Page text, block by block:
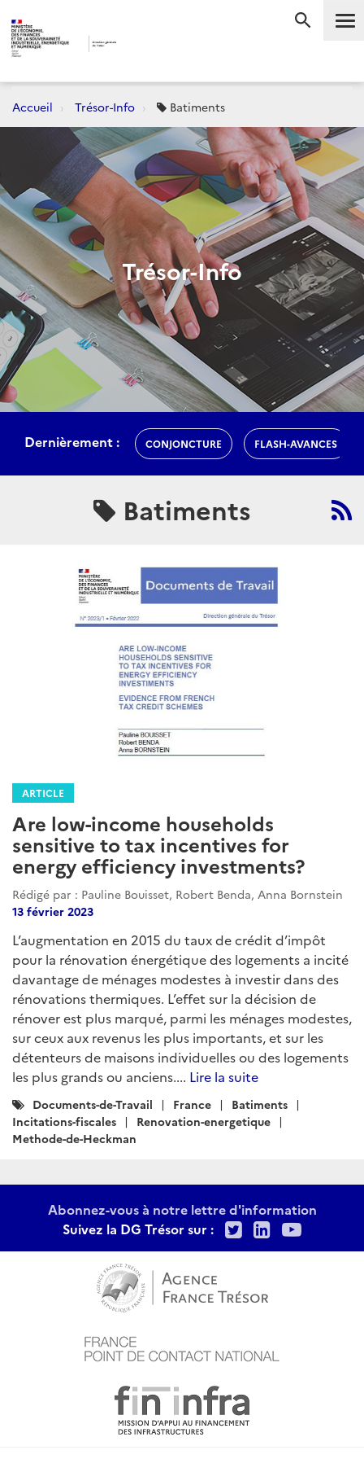
Accueil Trésor-Info Batiments
Trésor-Info
Dernièrement : CONJONCTURE FLASH-AVANCES
Batiments
ARTICLE
Are low-income households
sensitive to tax incentives for
energy efficiency investments?
Rédigé par : Pauline Bouisset, Robert Benda, Anna Bornstein
13 février 2023
L’augmentation en 2015 du taux de crédit d’impôt
pour la rénovation énergétique des logements a incité
davantage de ménages modestes à investir dans des
rénovations thermiques. L’effet sur la décision de
rénover est plus marqué, parmi les ménages modestes,
sur ceux aux revenus les plus importants, et sur les
détenteurs de maisons individuelles ou des logements
les plus grands ou anciens.... Lire la suite
Catégories
:
Documents-de-Travail France
Batiments
Incitations-fiscales
Renovation-energetique
Methode-de-Heckman
Abonnez-vous à notre lettre d'information
Suivez la DG Trésor sur :
TwitterLinkedIn